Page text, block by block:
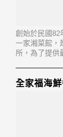
創始於民國82
一家湘菜館，
所，為了提供
全家福海